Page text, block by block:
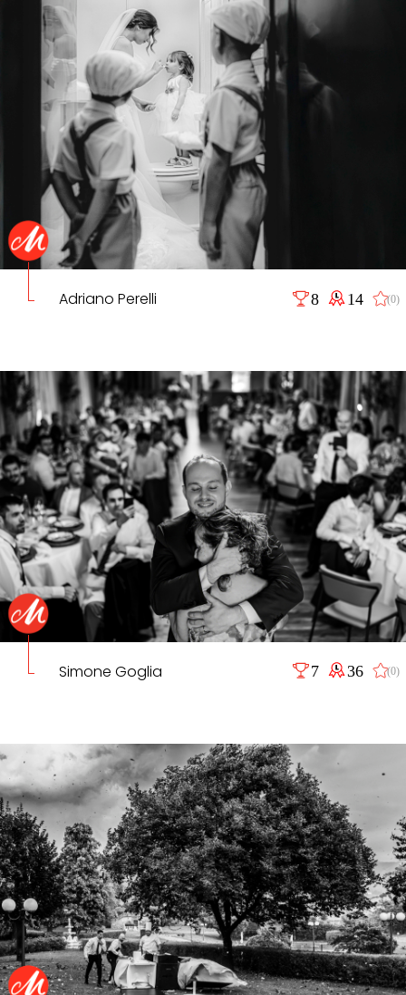
Adriano Perelli 8 14 (0)
Simone Goglia 7 36 (0)